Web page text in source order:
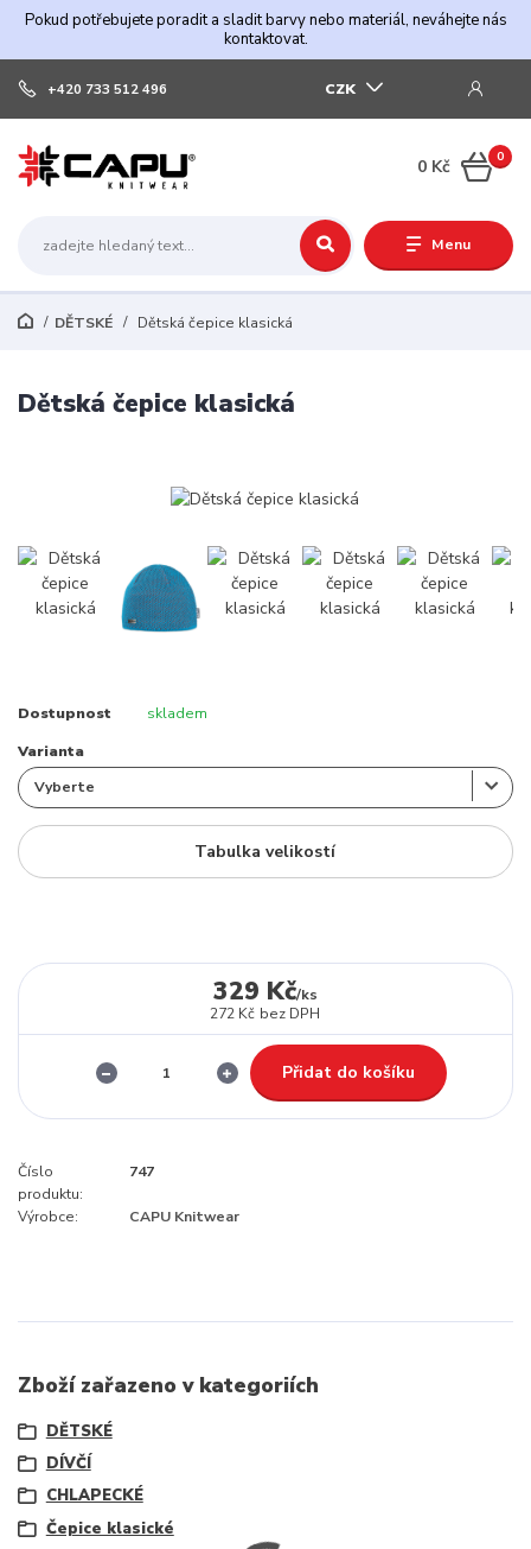
Pokud potřebujete poradit a sladit barvy nebo materiál, neváhejte nás
kontaktovat.
Menu
CZK
+420 733 512 496
0
0 Kč
DĚTSKÉ Dětská čepice klasická
Dětská čepice klasická
Dostupnost skladem
Varianta
Tabulka velikostí
329 Kč/ks
272 Kč bez DPH
Přidat do košíku
Číslo
produktu:
747
Výrobce: CAPU Knitwear
Zboží zařazeno v kategoriích
DĚTSKÉ
DÍVČÍ
CHLAPECKÉ
Čepice klasické